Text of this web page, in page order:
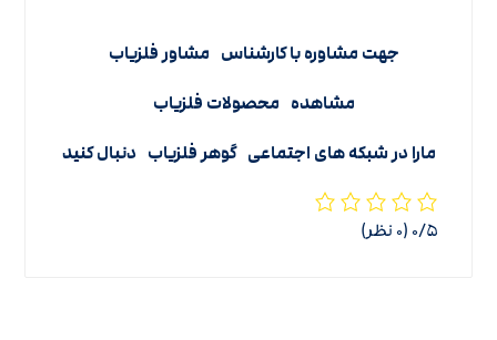
جهت مشاوره با کارشناس مشاور فلزیاب
مشاهده محصولات فلزیاب
مارا در شبکه های اجتماعیگوهر فلزیابدنبال کنید
‫۰/۵ ‫(۰ نظر)